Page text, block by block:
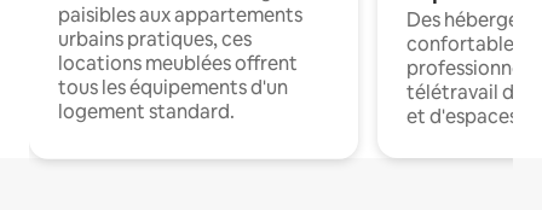
paisibles aux appartements
urbains pratiques, ces
locations meublées offrent
tous les équipements d'un
logement standard.
Des
confortables
professionnels
télétravail
et d'espaces